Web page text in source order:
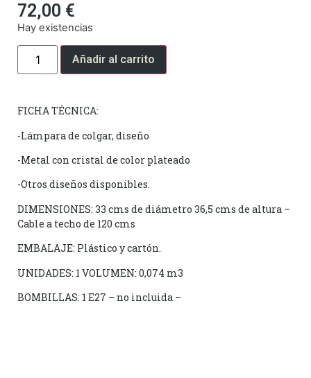
72,00 €
Hay existencias
Añadir al carrito
FICHA TÉCNICA:
-Lámpara de colgar, diseño
-Metal con cristal de color plateado
-Otros diseños disponibles.
DIMENSIONES: 33 cms de diámetro 36,5 cms de altura –
Cable a techo de 120 cms
EMBALAJE: Plástico y cartón.
UNIDADES: 1 VOLUMEN: 0,074 m3
BOMBILLAS: 1 E27 – no incluida –